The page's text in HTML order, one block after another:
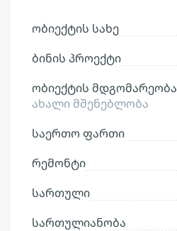
ობიექტის სახე
ბინის პროექტი
ობიექტის მდგომარეობა
ახალი მშენებლობა
საერთო ფართი
რემონტი
სართული
სართულიანობა